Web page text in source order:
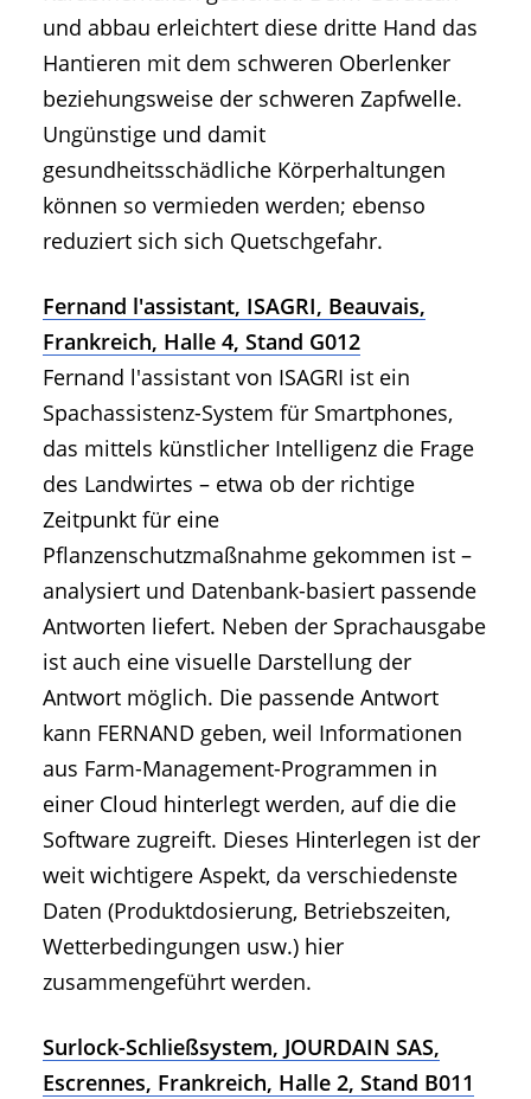
und abbau erleichtert diese dritte Hand das
Hantieren mit dem schweren Oberlenker
beziehungsweise der schweren Zapfwelle.
Ungünstige und damit
gesundheitsschädliche Körperhaltungen
können so vermieden werden; ebenso
reduziert sich sich Quetschgefahr.
Fernand l'assistant, ISAGRI, Beauvais,
Frankreich, Halle 4, Stand G012
Fernand l'assistant von ISAGRI ist ein
Spachassistenz-System für Smartphones,
das mittels künstlicher Intelligenz die Frage
des Landwirtes – etwa ob der richtige
Zeitpunkt für eine
Pflanzenschutzmaßnahme gekommen ist –
analysiert und Datenbank-basiert passende
Antworten liefert. Neben der Sprachausgabe
ist auch eine visuelle Darstellung der
Antwort möglich. Die passende Antwort
kann FERNAND geben, weil Informationen
aus Farm-Management-Programmen in
einer Cloud hinterlegt werden, auf die die
Software zugreift. Dieses Hinterlegen ist der
weit wichtigere Aspekt, da verschiedenste
Daten (Produktdosierung, Betriebszeiten,
Wetterbedingungen usw.) hier
zusammengeführt werden.
Surlock-Schließsystem, JOURDAIN SAS,
Escrennes, Frankreich, Halle 2, Stand B011